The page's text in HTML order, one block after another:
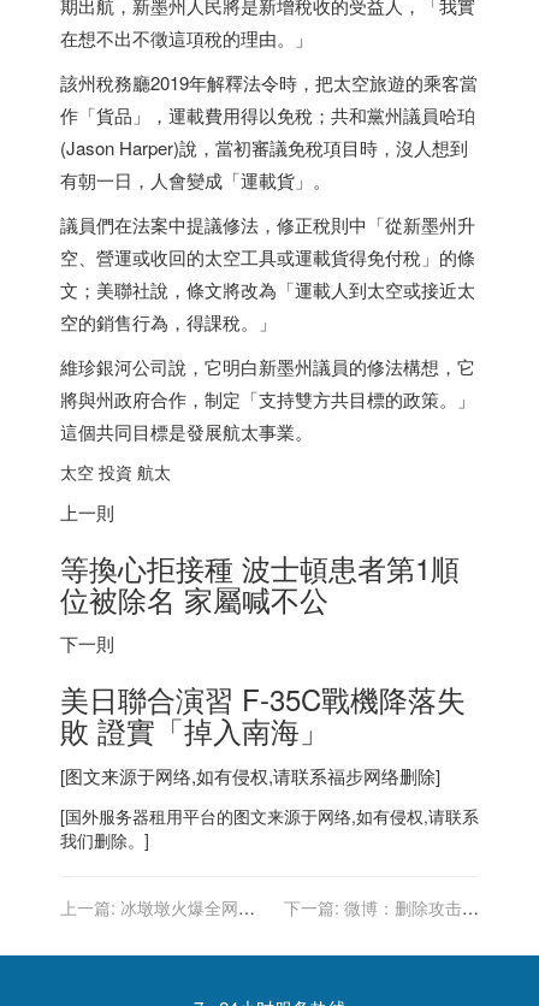
期出航，新墨州人民將是新增稅收的受益人，「我實
在想不出不徵這項稅的理由。」
該州稅務廳2019年解釋法令時，把太空旅遊的乘客當
作「貨品」，運載費用得以免稅；共和黨州議員哈珀
(Jason Harper)說，當初審議免稅項目時，沒人想到
有朝一日，人會變成「運載貨」。
議員們在法案中提議修法，修正稅則中「從新墨州升
空、營運或收回的太空工具或運載貨得免付稅」的條
文；美聯社說，條文將改為「運載人到太空或接近太
空的銷售行為，得課稅。」
維珍銀河公司說，它明白新墨州議員的修法構想，它
將與州政府合作，制定「支持雙方共目標的政策。」
這個共同目標是發展航太事業。
太空 投資 航太
上一則
等換心拒接種 波士頓患者第1順
位被除名 家屬喊不公
下一則
美日聯合演習 F-35C戰機降落失
敗 證實「掉入南海」
[图文来源于网络,如有侵权,请联系福步网络删除]
[国外服务器租用平台的图文来源于网络,如有侵权,请联系
我们删除。]
上一篇: 冰墩墩火爆全网，
求”：加大协调供应
下一篇: 微博：删除攻击运
规微博 121 条，将继续加强